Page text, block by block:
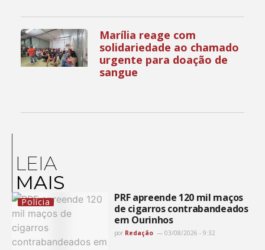
Marília reage com
solidariedade ao chamado
urgente para doação de
sangue
LEIA
MAIS
Polícia
PRF apreende 120 mil maços
de cigarros contrabandeados
em Ourinhos
por Redação 03/08/2026 - 9:32